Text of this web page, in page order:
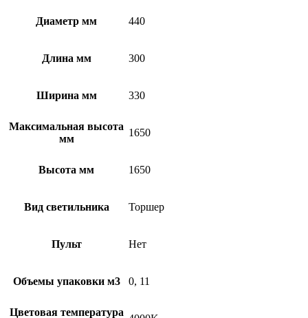
Диаметр мм 440
Длина мм 300
Ширина мм 330
Максимальная высота
мм
1650
Высота мм 1650
Вид светильника Торшер
Пульт Нет
Объемы упаковки м3 0, 11
Цветовая температура